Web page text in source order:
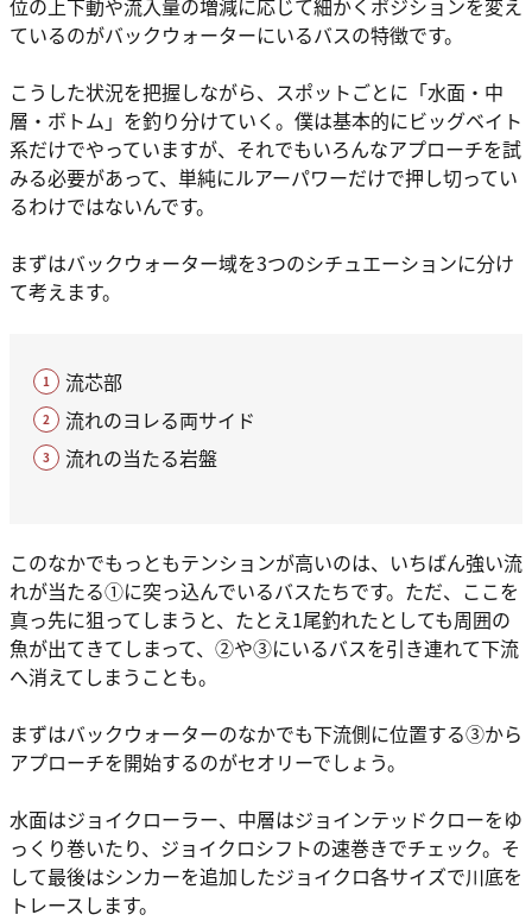
位の上下動や流入量の増減に応じて細かくポジションを変え
ているのがバックウォーターにいるバスの特徴です。
こうした状況を把握しながら、スポットごとに「水面・中
層・ボトム」を釣り分けていく。僕は基本的にビッグベイト
系だけでやっていますが、それでもいろんなアプローチを試
みる必要があって、単純にルアーパワーだけで押し切ってい
るわけではないんです。
まずはバックウォーター域を3つのシチュエーションに分け
て考えます。
流芯部
流れのヨレる両サイド
流れの当たる岩盤
このなかでもっともテンションが高いのは、いちばん強い流
れが当たる①に突っ込んでいるバスたちです。ただ、ここを
真っ先に狙ってしまうと、たとえ1尾釣れたとしても周囲の
魚が出てきてしまって、②や③にいるバスを引き連れて下流
へ消えてしまうことも。
まずはバックウォーターのなかでも下流側に位置する③から
アプローチを開始するのがセオリーでしょう。
水面はジョイクローラー、中層はジョインテッドクローをゆ
っくり巻いたり、ジョイクロシフトの速巻きでチェック。そ
して最後はシンカーを追加したジョイクロ各サイズで川底を
トレースします。